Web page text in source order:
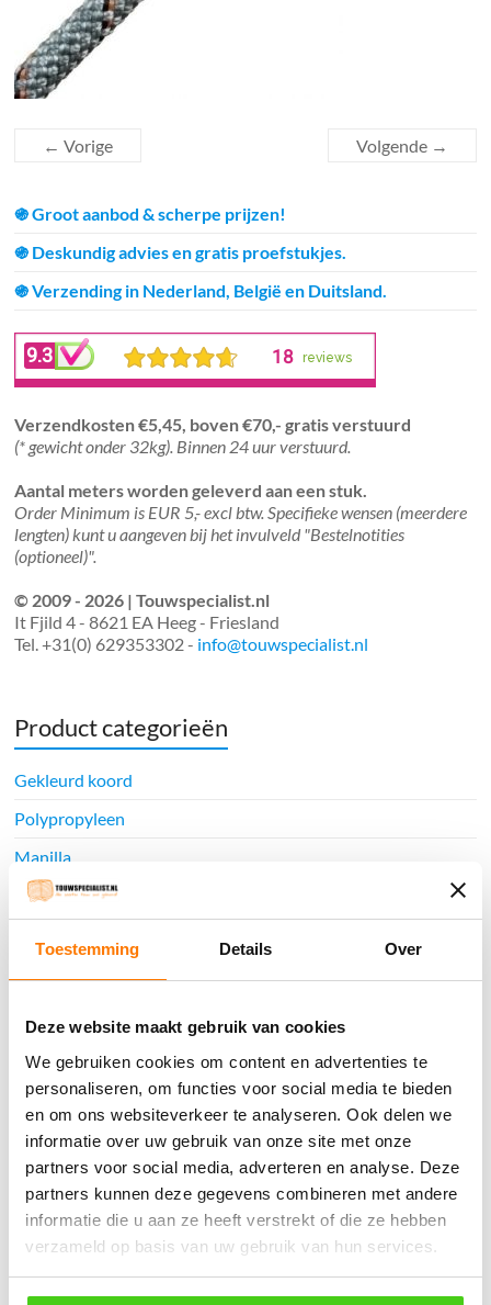
Toestemming Details Over
Deze website maakt gebruik van cookies
We gebruiken cookies om content en advertenties te
personaliseren, om functies voor social media te bieden
en om ons websiteverkeer te analyseren. Ook delen we
informatie over uw gebruik van onze site met onze
partners voor social media, adverteren en analyse. Deze
partners kunnen deze gegevens combineren met andere
informatie die u aan ze heeft verstrekt of die ze hebben
verzameld op basis van uw gebruik van hun services.
← Vorige Volgende →
֍ Groot aanbod & scherpe prijzen!
֍ Deskundig advies en gratis proefstukjes.
֍ Verzending in Nederland, België en Duitsland.
Verzendkosten €5,45, boven €70,- gratis verstuurd
(* gewicht onder 32kg). Binnen 24 uur verstuurd.
Aantal meters worden geleverd aan een stuk.
Order Minimum is EUR 5,- excl btw. Specifieke wensen (meerdere
lengten) kunt u aangeven bij het invulveld "Bestelnotities
(optioneel)".
© 2009 - 2026 | Touwspecialist.nl
It Fjild 4 - 8621 EA Heeg - Friesland
Tel. +31(0) 629353302 - info@touwspecialist.nl
Product categorieën
Gekleurd koord
Polypropyleen
Manilla
Nylon
Jute
Classic look
Hempex
Watersport
Touwladders
Elastiek